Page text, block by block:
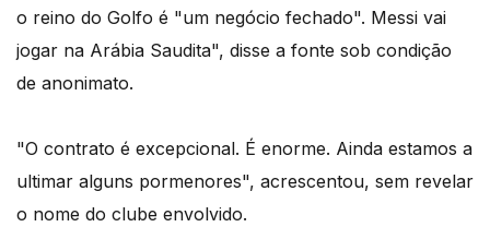
o reino do Golfo é "um negócio fechado". Messi vai
jogar na Arábia Saudita", disse a fonte sob condição
de anonimato.
"O contrato é excepcional. É enorme. Ainda estamos a
ultimar alguns pormenores", acrescentou, sem revelar
o nome do clube envolvido.